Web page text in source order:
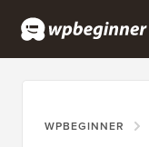
WPBEGINNER